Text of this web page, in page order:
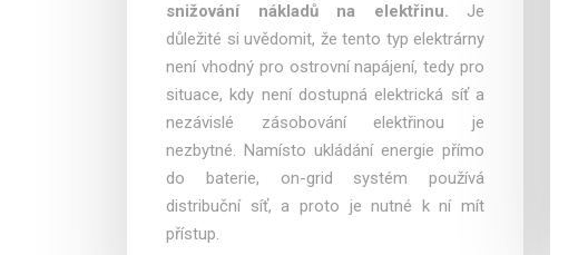
snižování nákladů na elektřinu. Je
důležité si uvědomit, že tento typ elektrárny
není vhodný pro ostrovní napájení, tedy pro
situace, kdy není dostupná elektrická síť a
nezávislé zásobování elektřinou je
nezbytné. Namísto ukládání energie přímo
do baterie, on-grid systém používá
distribuční síť, a proto je nutné k ní mít
přístup.